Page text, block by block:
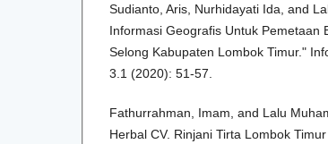
Sudianto, Aris, Nurhidayati Ida, and
Informasi Geografis Untuk Pemetaan
Selong Kabupaten Lombok Timur."
3.1 (2020): 51-57.
Fathurrahman, Imam, and Lalu
Herbal CV. Rinjani Tirta Lombok